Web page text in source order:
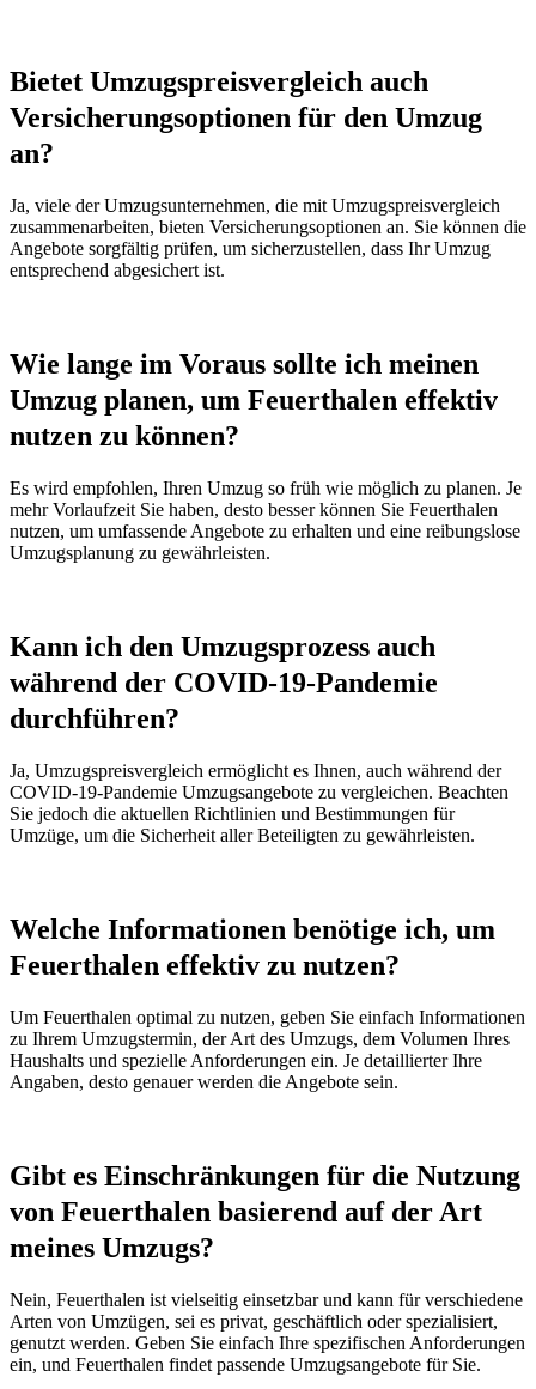
Bietet Umzugspreisvergleich auch
Versicherungsoptionen für den Umzug
an?
Ja, viele der Umzugsunternehmen, die mit Umzugspreisvergleich
zusammenarbeiten, bieten Versicherungsoptionen an. Sie können die
Angebote sorgfältig prüfen, um sicherzustellen, dass Ihr Umzug
entsprechend abgesichert ist.
Wie lange im Voraus sollte ich meinen
Umzug planen, um Feuerthalen effektiv
nutzen zu können?
Es wird empfohlen, Ihren Umzug so früh wie möglich zu planen. Je
mehr Vorlaufzeit Sie haben, desto besser können Sie Feuerthalen
nutzen, um umfassende Angebote zu erhalten und eine reibungslose
Umzugsplanung zu gewährleisten.
Kann ich den Umzugsprozess auch
während der COVID-19-Pandemie
durchführen?
Ja, Umzugspreisvergleich ermöglicht es Ihnen, auch während der
COVID-19-Pandemie Umzugsangebote zu vergleichen. Beachten
Sie jedoch die aktuellen Richtlinien und Bestimmungen für
Umzüge, um die Sicherheit aller Beteiligten zu gewährleisten.
Welche Informationen benötige ich, um
Feuerthalen effektiv zu nutzen?
Um Feuerthalen optimal zu nutzen, geben Sie einfach Informationen
zu Ihrem Umzugstermin, der Art des Umzugs, dem Volumen Ihres
Haushalts und spezielle Anforderungen ein. Je detaillierter Ihre
Angaben, desto genauer werden die Angebote sein.
Gibt es Einschränkungen für die Nutzung
von Feuerthalen basierend auf der Art
meines Umzugs?
Nein, Feuerthalen ist vielseitig einsetzbar und kann für verschiedene
Arten von Umzügen, sei es privat, geschäftlich oder spezialisiert,
genutzt werden. Geben Sie einfach Ihre spezifischen Anforderungen
ein, und Feuerthalen findet passende Umzugsangebote für Sie.